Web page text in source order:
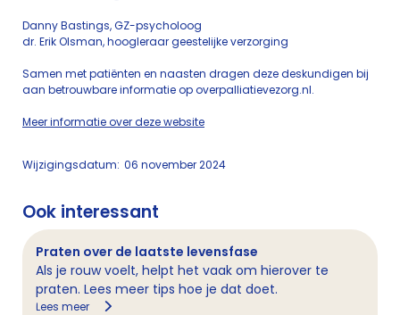
Danny Bastings, GZ-psycholoog
dr. Erik Olsman, hoogleraar geestelijke verzorging
Samen met patiënten en naasten dragen deze deskundigen bij
aan betrouwbare informatie op overpalliatievezorg.nl.
Meer informatie over deze website
Wijzigingsdatum: 06 november 2024
Ook interessant
Praten over de laatste levensfase
Als je rouw voelt, helpt het vaak om hierover te
praten. Lees meer tips hoe je dat doet.
Lees meer